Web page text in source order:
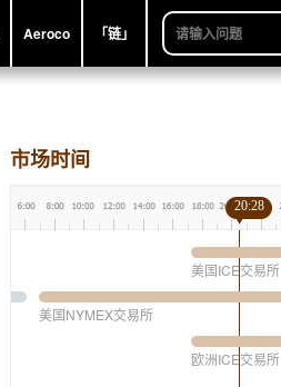
Aeroco 「链」
市场时间
美国ICE交易所
美国NYMEX交易所
欧洲ICE交易所
20:28